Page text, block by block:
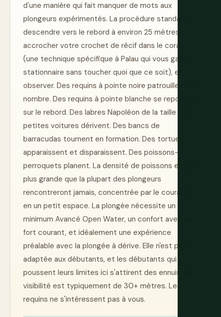
d'une manière qui fait manquer de mots aux
plongeurs expérimentés. La procédure standard :
descendre vers le rebord à environ 25 mètres,
accrocher votre crochet de récif dans le corail
(une technique spécifique à Palau qui vous garde
stationnaire sans toucher quoi que ce soit), et
observer. Des requins à pointe noire patrouillent en
nombre. Des requins à pointe blanche se reposent
sur le rebord. Des labres Napoléon de la taille de
petites voitures dérivent. Des bancs de
barracudas tournent en formation. Des tortues
apparaissent et disparaissent. Des poissons-
perroquets planent. La densité de poissons est la
plus grande que la plupart des plongeurs
rencontreront jamais, concentrée par le courant
en un petit espace. La plongée nécessite un
minimum Avancé Open Water, un confort avec un
fort courant, et idéalement une expérience
préalable avec la plongée à dérive. Elle n'est pas
adaptée aux débutants, et les débutants qui
poussent leurs limites ici s'attirent des ennuis. La
visibilité est typiquement de 30+ mètres. Les
requins ne s'intéressent pas à vous.